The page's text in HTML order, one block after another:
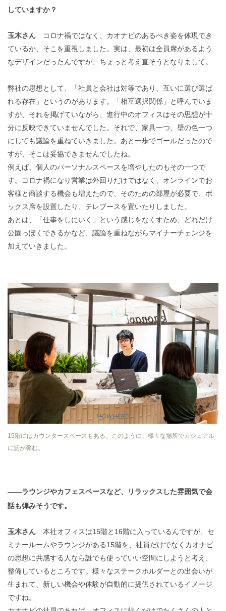
していますか？
玉木さん
コロナ禍ではなく、カオナビのあるべき姿を体現でき
ているか、そこを重視しました。実は、最初は全員席があるよう
なデザインだったんですが、ちょっと考え直そうとなりまして。
弊社の思想として、「社員と会社は対等であり、互いに選び選ば
れる存在」というのがあります。「相互選択関係」と呼んでいま
すが、それを掲げていながら、進行中のオフィスはその思想が十
分に反映できていませんでした。それで、家具一つ、壁の色一つ
にしても議論を重ねていきました。あと一歩でゴールだったので
すが、そこは妥協できませんでしたね。
例えば、個人のパーソナルスペースを増やしたのもその一つで
す。コロナ禍になり営業は外回りだけではなく、オンラインでお
客様と商談する機会も増えたので、そのための部屋が必要で
ボ
ックス席を設置したり、テレブースを置いたりしました。
あとは、「仕事をしにいく」という感じをなくすため、どれだけ
公園っぽくできるかなど、議論を重ねながらマイナーチェンジを
加えていきました。
15階にはカウンタースペースもある。このように、様々な場所でカジュアル
に話が弾む。
——ラウンジやカフェスペースなど、リラックスした雰囲気で会
話も弾みそうです。
玉木さん 本社オフィスは15階と16階に入っているんですが、セ
ミナールームやラウンジがある15階を、社員だけでなくカオナビ
の思想に共感する人なら誰でも使っていい空間にしようと考え、
整備しているところです。様々なステークホルダーとの出会いが
生まれて、新しい機会や体験が自動的に提供されているイメージ
ですね。